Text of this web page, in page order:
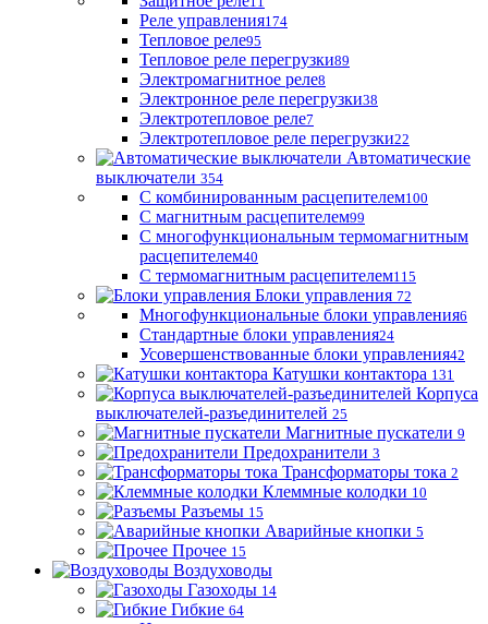
Реле управления174
Тепловое реле95
Тепловое реле перегрузки89
Электромагнитное реле8
Электронное реле перегрузки38
Электротепловое реле7
Электротепловое реле перегрузки22
Автоматические
выключатели 354
С комбинированным расцепителем100
С магнитным расцепителем99
С многофункциональным термомагнитным
расцепителем40
С термомагнитным расцепителем115
Блоки управления 72
Многофункциональные блоки управления6
Стандартные блоки управления24
Усовершенствованные блоки управления42
Катушки контактора 131
Корпуса
выключателей-разъединителей 25
Магнитные пускатели 9
Предохранители 3
Трансформаторы тока 2
Клеммные колодки 10
Разъемы 15
Аварийные кнопки 5
Прочее 15
Воздуховоды
Газоходы 14
Гибкие 64